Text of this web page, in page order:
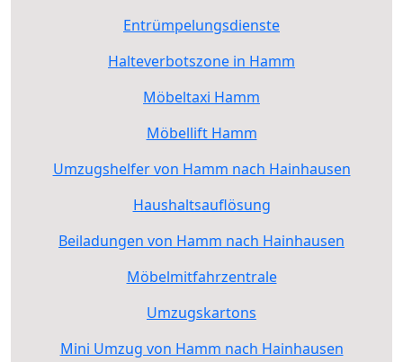
Entrümpelungsdienste
Halteverbotszone in Hamm
Möbeltaxi Hamm
Möbellift Hamm
Umzugshelfer von Hamm nach Hainhausen
Haushaltsauflösung
Beiladungen von Hamm nach Hainhausen
Möbelmitfahrzentrale
Umzugskartons
Mini Umzug von Hamm nach Hainhausen